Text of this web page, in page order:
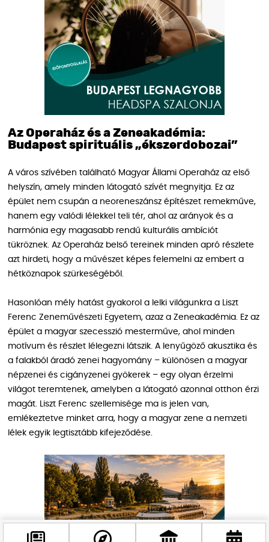
Az Operaház és a Zeneakadémia:
Budapest spirituális „ékszerdobozai”
A város szívében található Magyar Állami Operaház az első
helyszín, amely minden látogató szívét megnyitja. Ez az
épület nem csupán a neoreneszánsz építészet remekműve,
hanem egy valódi lélekkel teli tér, ahol az arányok és a
harmónia egy magasabb rendű kulturális ambíciót
tükröznek. Az Operaház belső tereinek minden apró részlete
azt hirdeti, hogy a művészet képes felemelni az embert a
hétköznapok szürkeségéből.
Hasonlóan mély hatást gyakorol a lelki világunkra a Liszt
Ferenc Zeneművészeti Egyetem, azaz a Zeneakadémia. Ez az
épület a magyar szecesszió mesterműve, ahol minden
motívum és részlet lélegezni látszik. A lenyűgöző akusztika és
a falakból áradó zenei hagyomány – különösen a magyar
népzenei és cigányzenei gyökerek – egy olyan érzelmi
világot teremtenek, amelyben a látogató azonnal otthon érzi
magát. Liszt Ferenc szellemisége ma is jelen van,
emlékeztetve minket arra, hogy a magyar zene a nemzeti
lélek egyik legtisztább kifejeződése.